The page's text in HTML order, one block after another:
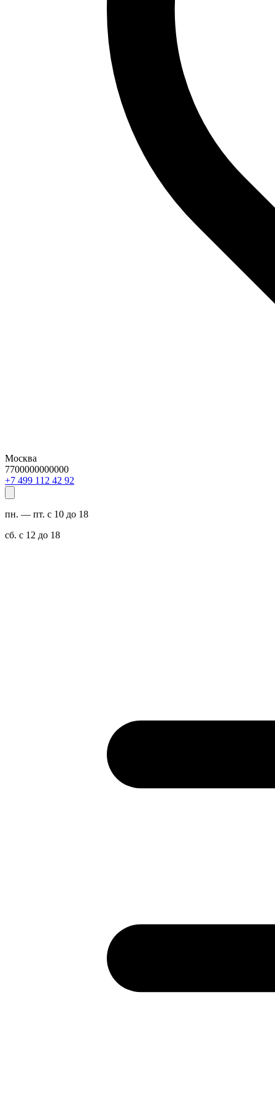
Москва
7700000000000
29 24 211 994 7+
пн. — пт. с 10 до 18
сб. с 12 до 18